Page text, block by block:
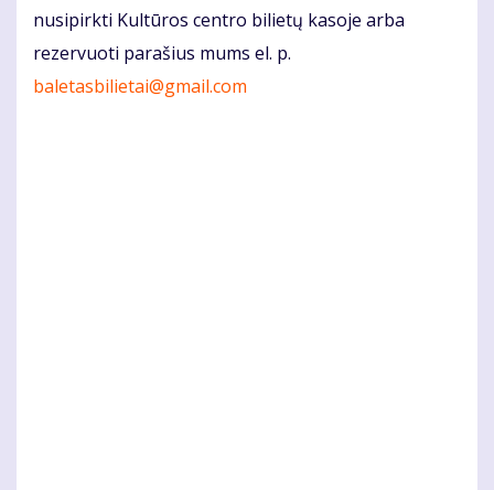
nusipirkti Kultūros centro bilietų kasoje arba
rezervuoti parašius mums el. p.
baletasbilietai@gmail.com